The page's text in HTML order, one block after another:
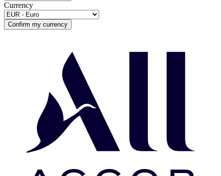
Currency
Confirm my currency